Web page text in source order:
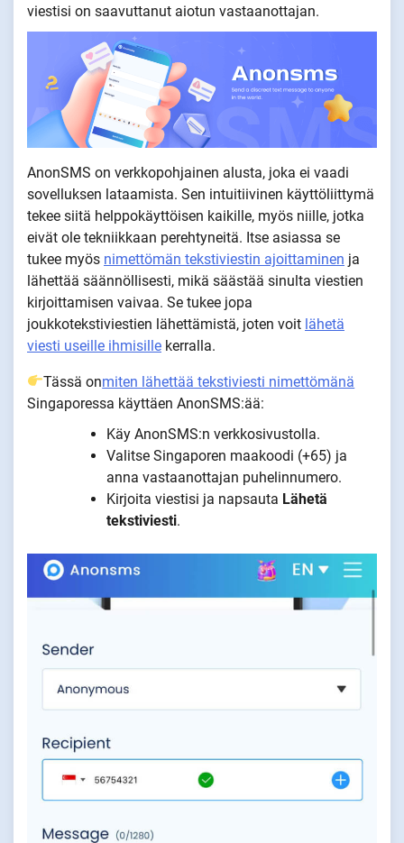
viestisi on saavuttanut aiotun vastaanottajan.
AnonSMS on verkkopohjainen alusta, joka ei vaadi
sovelluksen lataamista. Sen intuitiivinen käyttöliittymä
tekee siitä helppokäyttöisen kaikille, myös niille, jotka
eivät ole tekniikkaan perehtyneitä. Itse asiassa se
tukee myös nimettömän tekstiviestin ajoittaminen ja
lähettää säännöllisesti, mikä säästää sinulta viestien
kirjoittamisen vaivaa. Se tukee jopa
joukkotekstiviestien lähettämistä, joten voit lähetä
viesti useille ihmisille kerralla.
Tässä onmiten lähettää tekstiviesti nimettömänä
Singaporessa käyttäen AnonSMS:ää:
Käy AnonSMS:n verkkosivustolla.
Valitse Singaporen maakoodi (+65) ja
anna vastaanottajan puhelinnumero.
Kirjoita viestisi ja napsauta Lähetä
tekstiviesti.